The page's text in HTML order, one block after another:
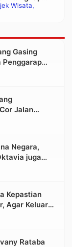
Wisata
Gasing
Penggarap
Jalan
Negara,
juga
Kepastian
Agar Keluarga
dan
Rataba